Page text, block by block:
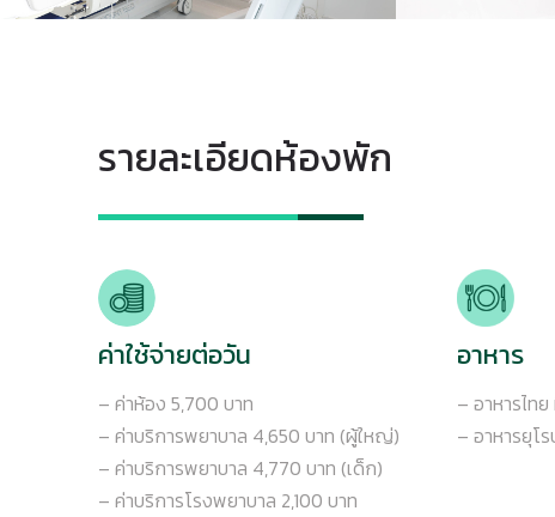
รายละเอียดห้องพัก
ค่าใช้จ่ายต่อวัน
– ค่าห้อง 5,700 บาท
– ค่าบริการพยาบาล 4,650 บาท (ผู้ใหญ่)
– ค่าบริการพยาบาล 4,770 บาท (เด็ก)
– ค่าบริการโรงพยาบาล 2,100 บาท
อาหาร
– อาหารไท
– อาหารยุโ